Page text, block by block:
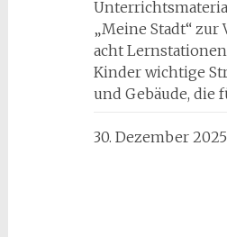
„Meine Stadt“ zur
acht
Kinder wichtige
und Gebäude, die
30. Dezember 2025